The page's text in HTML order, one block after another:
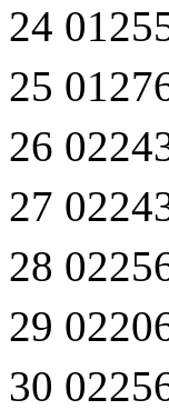
24
25
26
27
28
29
30